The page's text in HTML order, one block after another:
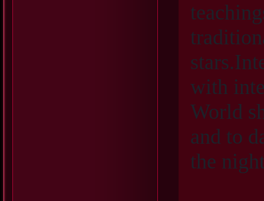
with
World
and to
the